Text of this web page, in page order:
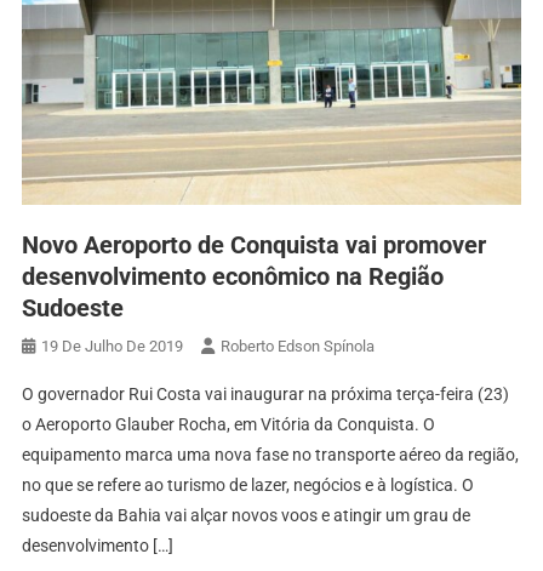
Novo Aeroporto de Conquista vai promover
desenvolvimento econômico na Região
Sudoeste
19 De Julho De 2019 Roberto Edson Spínola
O governador Rui Costa vai inaugurar na próxima terça-feira (23)
o Aeroporto Glauber Rocha, em Vitória da Conquista. O
equipamento marca uma nova fase no transporte aéreo da região,
no que se refere ao turismo de lazer, negócios e à logística. O
sudoeste da Bahia vai alçar novos voos e atingir um grau de
desenvolvimento […]